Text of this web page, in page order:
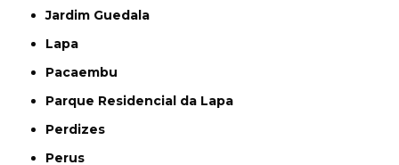
Jardim Guedala
Lapa
Pacaembu
Parque Residencial da Lapa
Perdizes
Perus